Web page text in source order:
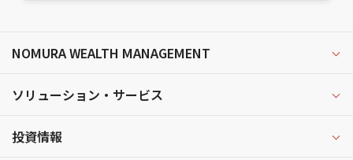
NOMURA WEALTH MANAGEMENT
ソリューション・サービス
投資情報